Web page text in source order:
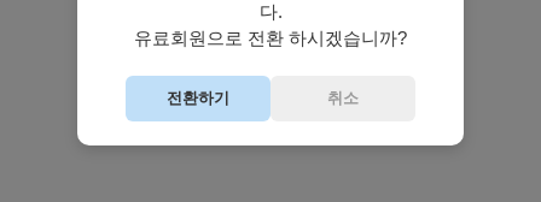
다.
유료회원으로 전환 하시겠습니까?
전환하기 취소